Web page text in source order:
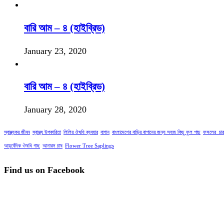
বারি আম – ৪ (হাইব্রিড)
January 23, 2020
বারি আম – ৪ (হাইব্রিড)
January 28, 2020
স্বাস্থ্যকর জীবন স্বাস্থ্য উপকারিতা লিলির ঔষধি ব্যবহার বাগান বাংলাদেশের বাড়ির বাগানের জন্য সহজ কিছু ফুল গাছ
আয়ুর্বেদিক ঔষধি গাছ আনারস চাষ Flower Tree Saplings
Find us on Facebook